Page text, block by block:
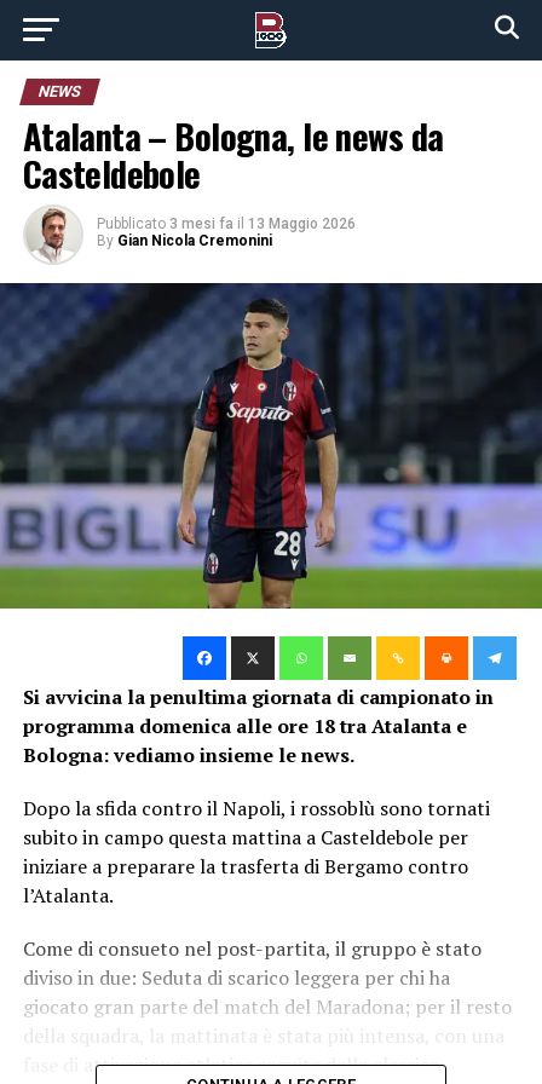
NEWS
Atalanta – Bologna, le news da
Casteldebole
Pubblicato 3 mesi fa il 13 Maggio 2026
By Gian Nicola Cremonini
Si avvicina la penultima giornata di campionato in
programma domenica alle ore 18 tra Atalanta e
Bologna: vediamo insieme le news.
Dopo la sfida contro il Napoli, i rossoblù sono tornati
subito in campo questa mattina a Casteldebole per
iniziare a preparare la trasferta di Bergamo contro
l’Atalanta.
Come di consueto nel post-partita, il gruppo è stato
diviso in due: Seduta di scarico leggera per chi ha
giocato gran parte del match del Maradona; per il resto
della squadra, la mattinata è stata più intensa, con una
fase di attivazione atletica seguita dalla classica